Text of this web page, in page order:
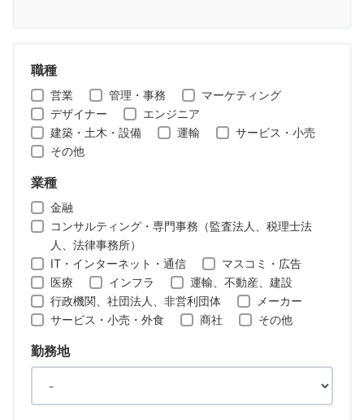
職種
営業 管理・事務
マーケティング
デザイナー
エンジニア
建築・土木・設備
運輸
サービス・小売
その他
業種
金融
コンサルティング・専門事務（監査法人、税理士法
人、法律事務所）
IT・インターネット・通信
マスコミ・広告
医療
インフラ
運輸、不動産、建設
行政機関、社団法人、非営利団体
メーカー
サービス・小売・外食
商社 その他
勤務地